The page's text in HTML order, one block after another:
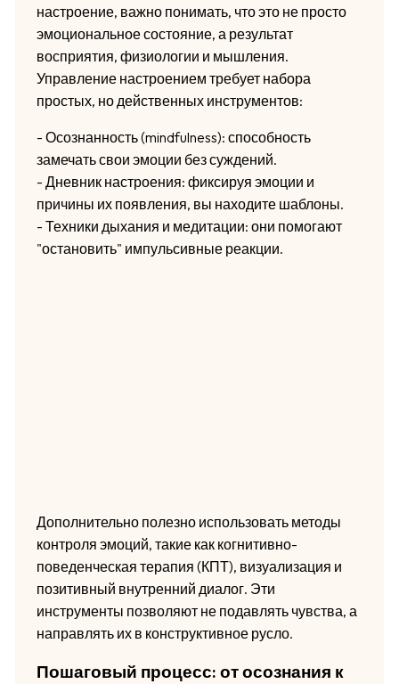
настроение, важно понимать, что это не просто
эмоциональное состояние, а результат
восприятия, физиологии и мышления.
Управление настроением требует набора
простых, но действенных инструментов:
- Осознанность (mindfulness): способность
замечать свои эмоции без суждений.
- Дневник настроения: фиксируя эмоции и
причины их появления, вы находите шаблоны.
- Техники дыхания и медитации: они помогают
"остановить" импульсивные реакции.
Дополнительно полезно использовать методы
контроля эмоций, такие как когнитивно-
поведенческая терапия (КПТ), визуализация и
позитивный внутренний диалог. Эти
инструменты позволяют не подавлять чувства, а
направлять их в конструктивное русло.
Пошаговый процесс: от осознания к